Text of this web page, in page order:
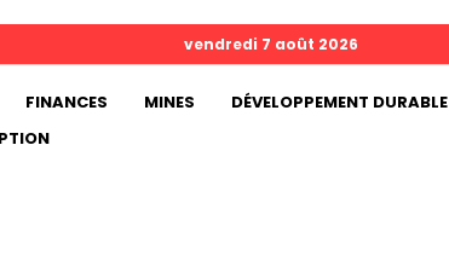
vendredi 7 août 2026
FINANCES MINES DÉVELOPPEMENT DURABLE